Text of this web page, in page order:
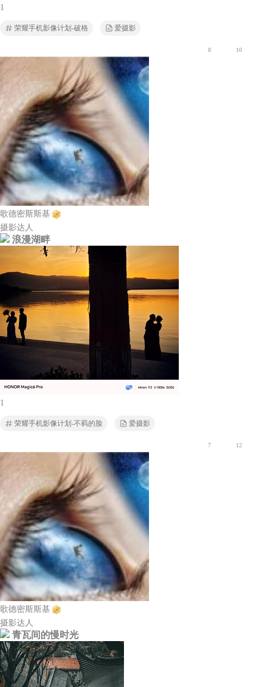
1
荣耀手机影像计划-破格 爱摄影
8 10
歌德密斯斯基
摄影达人
浪漫湖畔
1
荣耀手机影像计划-不羁的脸 爱摄影
7 12
歌德密斯斯基
摄影达人
青瓦间的慢时光